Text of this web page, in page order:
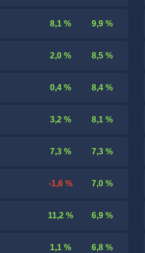
8,1 % 9,9 %
2,0 % 8,5 %
0,4 % 8,4 %
3,2 % 8,1 %
7,3 % 7,3 %
-1,6 % 7,0 %
11,2 % 6,9 %
1,1 % 6,8 %